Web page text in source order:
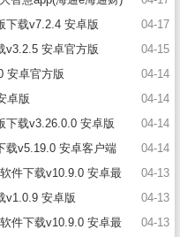
04-17
下载v7.2.4 安卓版
04-15
v3.2.5 安卓官方版
04-14
安卓官方版
04-14
卓版
04-14
下载v3.26.0.0 安卓版
04-14
载v5.19.0 安卓客户端
04-13
件下载v10.9.0 安卓最
04-13
v1.0.9 安卓版
04-13
件下载v10.9.0 安卓最